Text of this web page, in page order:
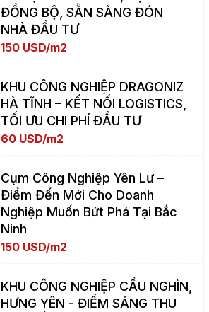
ĐỒNG BỘ, SẴN SÀNG ĐÓN
NHÀ ĐẦU TƯ
150 USD/m2
KHU CÔNG NGHIỆP DRAGONIZ
HÀ TĨNH – KẾT NỐI LOGISTICS,
TỐI ƯU CHI PHÍ ĐẦU TƯ
60 USD/m2
Cụm Công Nghiệp Yên Lư –
Điểm Đến Mới Cho Doanh
Nghiệp Muốn Bứt Phá Tại Bắc
Ninh
150 USD/m2
KHU CÔNG NGHIỆP CẦU NGHÌN,
HƯNG YÊN - ĐIỂM SÁNG THU